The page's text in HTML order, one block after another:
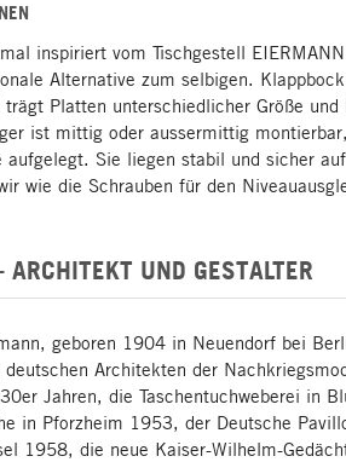
inspiriert vom Tischgestell
Alternative zum selbigen.
Platten unterschiedlicher Größe
ist mittig oder aussermittig
aufgelegt. Sie liegen stabil und sicher auf
wie die Schrauben für den
UND GESTALTER
geboren 1904 in Neuendorf bei
Architekten der
Jahren, die Taschentuchweberei in
in Pforzheim 1953, der Deutsche
1958, die neue Kaiser-Wilhelm-